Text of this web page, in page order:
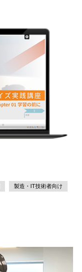
製造・IT技術者向け